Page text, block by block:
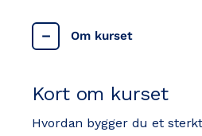
Om kurset
Kort om kurset
Hvordan bygger du et